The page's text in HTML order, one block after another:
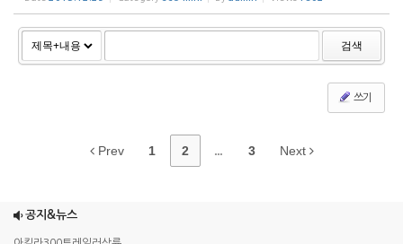
검색
쓰기
Prev 1 2 ... 3 Next
공지&뉴스
엠보이 125cc삼륜
아킬라300트레일러삼륜